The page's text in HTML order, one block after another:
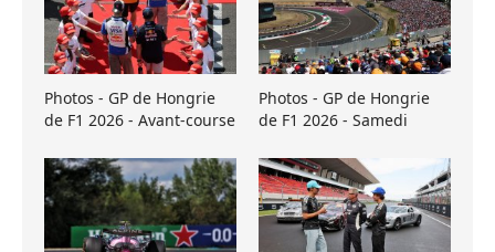
Photos - GP de Hongrie
de F1 2026 - Avant-course
Photos - GP de Hongrie
de F1 2026 - Samedi